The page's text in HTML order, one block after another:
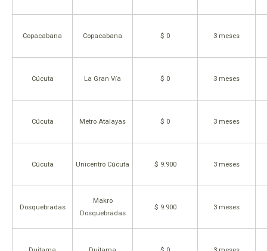
Copacabana Copacabana $ 0 3 meses
Cúcuta La Gran Vía $ 0 3 meses
Cúcuta Metro Atalayas $ 0 3 meses
Cúcuta Unicentro Cúcuta $ 9.900 3 meses
Dosquebradas
Makro
Dosquebradas
$ 9.900 3 meses